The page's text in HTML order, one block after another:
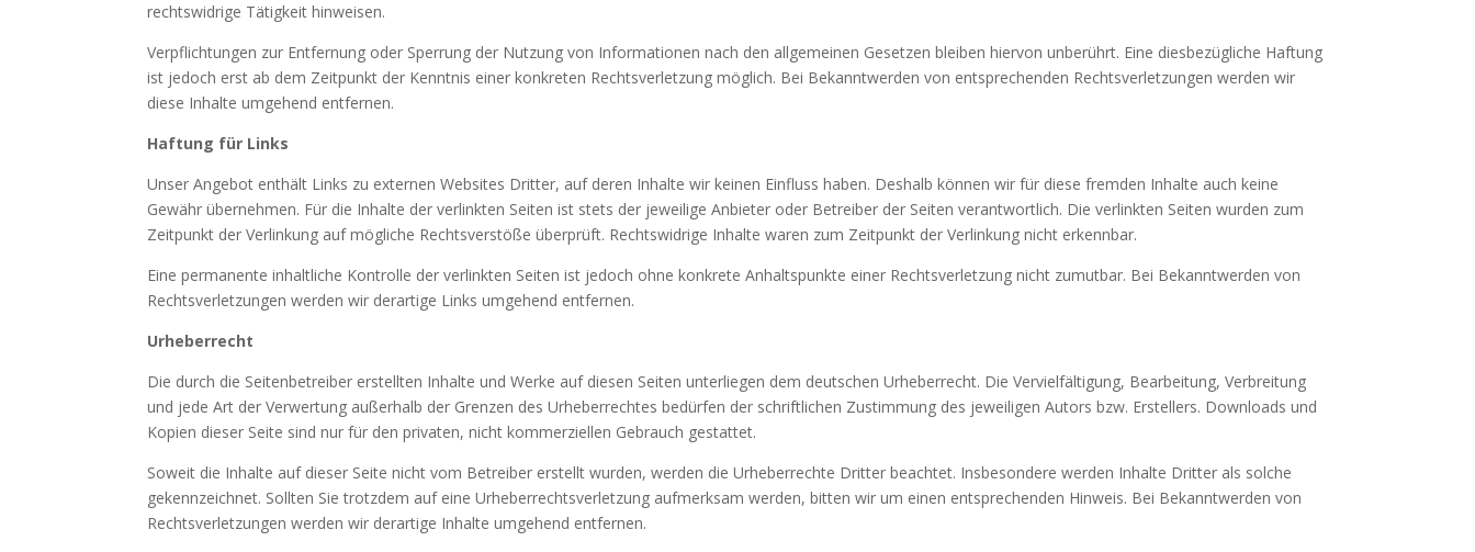
rechtswidrige Tätigkeit hinweisen.
Verpflichtungen zur Entfernung oder Sperrung der Nutzung von Informationen nach den allgemeinen Gesetzen bleiben hiervon unberührt. Eine diesbezügliche Haftung
ist jedoch erst ab dem Zeitpunkt der Kenntnis einer konkreten Rechtsverletzung möglich. Bei Bekanntwerden von entsprechenden Rechtsverletzungen werden wir
diese Inhalte umgehend entfernen.
Haftung für Links
Unser Angebot enthält Links zu externen Websites Dritter, auf deren Inhalte wir keinen Einfluss haben. Deshalb können wir für diese fremden Inhalte auch keine
Gewähr übernehmen. Für die Inhalte der verlinkten Seiten ist stets der jeweilige Anbieter oder Betreiber der Seiten verantwortlich. Die verlinkten Seiten wurden zum
Zeitpunkt der Verlinkung auf mögliche Rechtsverstöße überprüft. Rechtswidrige Inhalte waren zum Zeitpunkt der Verlinkung nicht erkennbar.
Eine permanente inhaltliche Kontrolle der verlinkten Seiten ist jedoch ohne konkrete Anhaltspunkte einer Rechtsverletzung nicht zumutbar. Bei Bekanntwerden von
Rechtsverletzungen werden wir derartige Links umgehend entfernen.
Urheberrecht
Die durch die Seitenbetreiber erstellten Inhalte und Werke auf diesen Seiten unterliegen dem deutschen Urheberrecht. Die Vervielfältigung, Bearbeitung, Verbreitung
und jede Art der Verwertung außerhalb der Grenzen des Urheberrechtes bedürfen der schriftlichen Zustimmung des jeweiligen Autors bzw. Erstellers. Downloads und
Kopien dieser Seite sind nur für den privaten, nicht kommerziellen Gebrauch gestattet.
Soweit die Inhalte auf dieser Seite nicht vom Betreiber erstellt wurden, werden die Urheberrechte Dritter beachtet. Insbesondere werden Inhalte Dritter als solche
gekennzeichnet. Sollten Sie trotzdem auf eine Urheberrechtsverletzung aufmerksam werden, bitten wir um einen entsprechenden Hinweis. Bei Bekanntwerden von
Rechtsverletzungen werden wir derartige Inhalte umgehend entfernen.